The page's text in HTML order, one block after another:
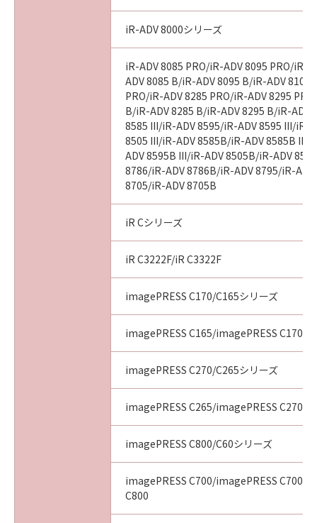
iR-ADV 8000シリーズ
iR-ADV 8085 PRO/iR-ADV 8095 PRO/iR-
ADV 8085 B/iR-ADV 8095 B/iR-ADV 8105
PRO/iR-ADV 8285 PRO/iR-ADV 8295
B/iR-ADV 8285 B/iR-ADV 8295 B/iR-ADV
8585 III/iR-ADV 8595/iR-ADV 8595 III/iR-
8505 III/iR-ADV 8585B/iR-ADV 8585B III/
ADV 8595B III/iR-ADV 8505B/iR-ADV
8786/iR-ADV 8786B/iR-ADV 8795/iR-
8705/iR-ADV 8705B
iR Cシリーズ
iR C3222F/iR C3322F
imagePRESS C170/C165シリーズ
imagePRESS C165/imagePRESS C170
imagePRESS C270/C265シリーズ
imagePRESS C265/imagePRESS C270
imagePRESS C800/C60シリーズ
imagePRESS C700/imagePRESS C700L/
C800